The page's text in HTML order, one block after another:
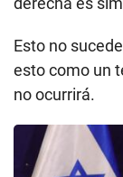
Esto no
esto como un
no ocurrirá.